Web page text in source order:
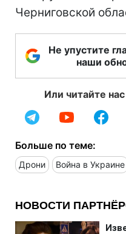
Черниговской
Не упустите
наши
Или читайте
Больше по теме:
Дрони Война в Украине